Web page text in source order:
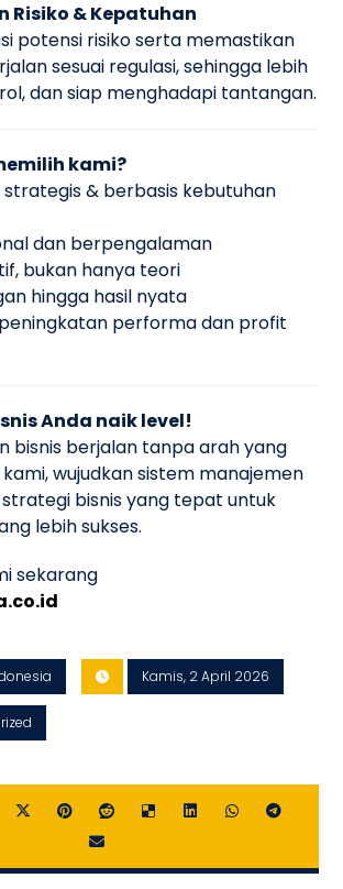
Risiko & Kepatuhan
potensi risiko serta memastikan
sesuai regulasi, sehingga lebih
dan siap menghadapi tantangan.
kami?
strategis & berbasis kebutuhan
dan berpengalaman
bukan hanya teori
hingga hasil nyata
peningkatan performa dan profit
Anda naik level!
bisnis berjalan tanpa arah yang
wujudkan sistem manajemen
bisnis yang tepat untuk
lebih sukses.
sekarang
Kamis, 2 April 2026